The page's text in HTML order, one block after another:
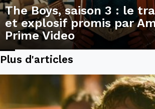
The Boys, saison 3 : le
et explosif promis par
Prime Video
Plus d'articles